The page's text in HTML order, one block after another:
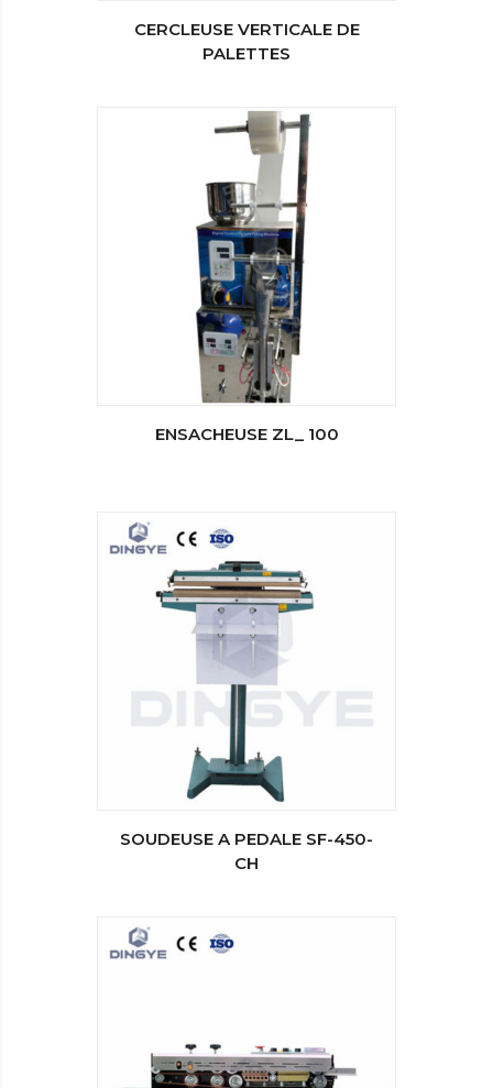
CERCLEUSE VERTICALE DE
PALETTES
ENSACHEUSE ZL_ 100
SOUDEUSE A PEDALE SF-450-
CH